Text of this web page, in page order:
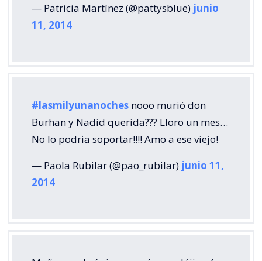
— Patricia Martínez (@pattysblue) junio
11, 2014
#lasmilyunanoches nooo murió don
Burhan y Nadid querida??? Lloro un mes…
No lo podria soportar!!!! Amo a ese viejo!
— Paola Rubilar (@pao_rubilar) junio 11,
2014